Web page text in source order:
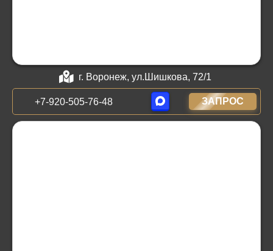
г. Воронеж, ул.Шишкова, 72/1
+7-920-505-76-48 ЗАПРОС